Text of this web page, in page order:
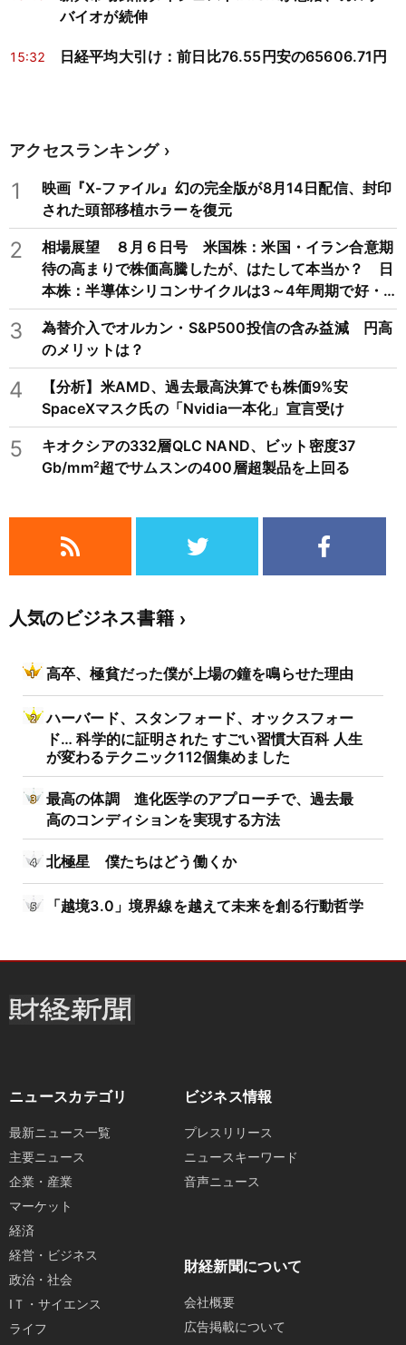
バイオが続伸
15:32 日経平均大引け：前日比76.55円安の65606.71円
アクセスランキング
1
映画『X-ファイル』幻の完全版が8月14日配信、封印
された頭部移植ホラーを復元
2
相場展望 ８月６日号 米国株：米国・イラン合意期
待の高まりで株価高騰したが、はたして本当か？ 日
本株：半導体シリコンサイクルは3～4年周期で好・
不況を繰り返すため注意
3
為替介入でオルカン・S&P500投信の含み益減 円高
のメリットは？
4
【分析】米AMD、過去最高決算でも株価9%安
SpaceXマスク氏の「Nvidia一本化」宣言受け
5
キオクシアの332層QLC NAND、ビット密度37
Gb/mm²超でサムスンの400層超製品を上回る
人気のビジネス書籍
高卒、極貧だった僕が上場の鐘を鳴らせた理由
ハーバード、スタンフォード、オックスフォー
ド… 科学的に証明された すごい習慣大百科 人生
が変わるテクニック112個集めました
最高の体調 進化医学のアプローチで、過去最
高のコンディションを実現する方法
北極星 僕たちはどう働くか
「越境3.0」境界線を越えて未来を創る行動哲学
ニュースカテゴリ
最新ニュース一覧
主要ニュース
企業・産業
マーケット
経済
経営・ビジネス
政治・社会
IＴ・サイエンス
ライフ
ビジネス情報
プレスリリース
ニュースキーワード
音声ニュース
財経新聞について
会社概要
広告掲載について